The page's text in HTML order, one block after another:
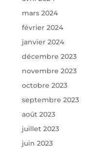
mars 2024
février 2024
janvier 2024
décembre 2023
novembre 2023
octobre 2023
septembre 2023
août 2023
juillet 2023
juin 2023